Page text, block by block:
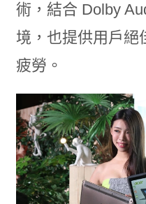
術，結合 Dolby
境，也提供用戶絕
疲勞。